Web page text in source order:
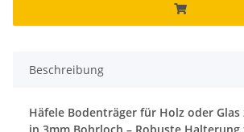
Beschreibung
Häfele Bodenträger für Holz oder Glas